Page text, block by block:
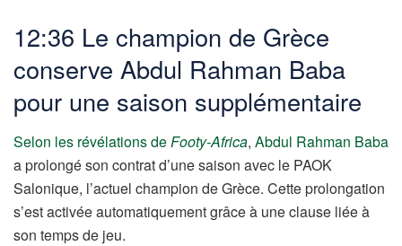
12:36 Le champion de Grèce
conserve Abdul Rahman Baba
pour une saison supplémentaire
Selon les révélations deFooty-Africa, Abdul Rahman Baba
a prolongé son contrat d’une saison avec le PAOK
Salonique, l’actuel champion de Grèce. Cette prolongation
s’est activée automatiquement grâce à une clause liée à
son temps de jeu.